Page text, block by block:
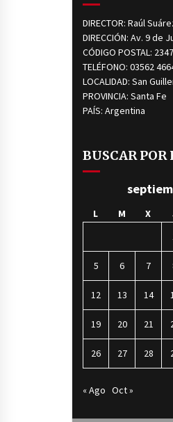
DIRECTOR: Raúl
DIRECCIÓN: Av. 9 de
CÓDIGO POSTAL: 2347
TELÉFONO: 03562
LOCALIDAD: San
PROVINCIA: Santa Fe
PAÍS: Argentina
BUSCAR POR
L M X
5 6 7
12 13 14
19 20 21
26 27 28
« Ago Oct »